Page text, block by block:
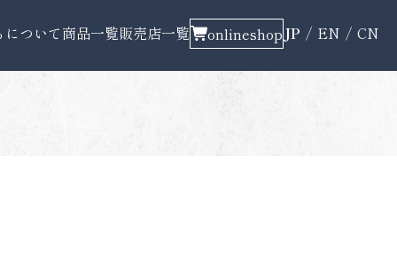
ついて商品一覧販売店一覧 onlineshopJP EN CN